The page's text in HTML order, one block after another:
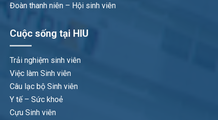
Đoàn thanh niên – Hội sinh viên
Cuộc sống tại HIU
Trải nghiệm sinh viên
Việc làm Sinh viên
Câu lạc bộ Sinh viên
Y tế – Sức khoẻ
Cựu Sinh viên